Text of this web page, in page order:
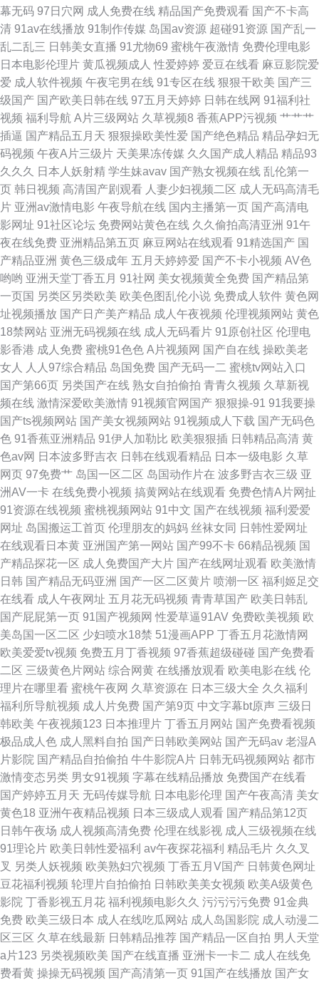
乱子伦 欧美日韩综合 91试香蕉视频免费 九1免费网站 91国产在线观 黑森林
福利导航 91地址入口网页 导航亚洲99导航亚洲 人妻福利95 操B偷情毛片 婷
婷五月天色婷 久久偷拍 青青草99热99热 视频就肏屄 香蕉视频18日本
wwwsss色com 成人网站 国产AV第一导航 欧美亚洲日精品 亚洲av网站不卡
在线 91自产精品国 丁香五月激情图片 国产成人午夜在线 91黄蜜桃 国产九一
熟女人妻一区二区三区 91足交 欧韩www在线观看 91TV澳洲 大香蕉导航网
青青久久精品成人网 91N视频免费看 海角在线入口女高 探花黑丝啪 99在线
资源站 亚洲主播国产 国产伊人久久 污污网址导航观看 91丝袜网站 欧美四级
H版成人网 97精品视频 免费影院导航 91prom在线观看 福利社快播 日韩欧
美成人网站在线
幕无码 97日穴网 成人免费在线 精品国产免费观看 国产不卡高
清 91av在线播放 91制作传媒 岛国av资源 超碰91资源 国产乱一
乱二乱三 日韩美女直播 91尤物69 蜜桃午夜激情 免费伦理电影
日本电影伦理片 黄瓜视频成人 性爱婷婷 爱豆在线看 麻豆影院爱
爱 成人软件视频 午夜宅男在线 91专区在线 狠狠干欧美 国产三
级国产 国产欧美日韩在线 97五月天婷婷 日韩在线网 91福利社
视频 福利导航 A片三级网站 久草视频8 香蕉APP污视频 艹艹艹
插逼 国产精品五月天 狠狠操欧美性爱 国产绝色精品 精品孕妇无
码视频 午夜A片三级片 天美果冻传媒 久久国产成人精品 精品93
久久久
日本人妖射精 学生妹avav 国产熟女视频在线 乱伦第一
页 韩日视频 高清国产剧观看 人妻少妇视频二区 成人无码高清毛
片 亚洲av激情电影 午夜导航在线 国内主播第一页 国产高清电
影网址 91社区论坛 免费网站黄色在线 久久偷拍高清亚洲 91午
夜在线免费 亚洲精品第五页 麻豆网站在线观看 91精选国产 国
产精品亚洲 黄色三级成年 五月天婷婷爱 国产不卡小视频 AV色
哟哟 亚洲天堂丁香五月 91社网 美女视频黄全免费 国产精品第
一页国 另类区另类欧美 欧美色图乱伦小说 免费成人软件 黄色网
址视频播放 国产日产美产精品 成人午夜视频 伦理视频网站 黄色
18禁网站 亚洲无码视频在线 成人无码看片 91原创社区 伦理电
影香港 成人免费 蜜桃91色色 A片视频网 国产自在线 操欧美老
女人
人人97综合精品 岛国免费 国产无码一二 蜜桃tv网站入口
国产第66页 另类国产在线 熟女自拍偷拍 青青久视频 久草新视
频在线 激情深爱欧美激情 91视频官网国产 狠狠操-91 91我要操
国产ts视频网站 国产美女视频网站 91视频成人下载 国产无码色
色 91香蕉亚洲精品 91伊人加勒比 欧美狠狠插 日韩精品高清 黄
色av网 日本波多野吉衣 日韩在线观看精品 日本一级电影 久草
网页 97免费艹 岛国一区二区 岛国动作片在 波多野吉衣三级 亚
洲AV一卡 在线免费小视频 搞黄网站在线观看 免费色情A片网扯
91资源在线视频 蜜桃视频网站 91中文 国产在线视频 福利爱爱
网址 岛国搬运工首页 伦理朋友的妈妈 丝袜女同 日韩性爱网址
在线观看日本黄 亚洲国产第一网站 国产99不卡 66精品视频 国
产精品探花一区 成人免费国产大片 国产在线网址观看 欧美激情
日韩 国产精品无码亚洲 国产一区二区黄片 喷潮一区 福利姬足交
在线看 成人午夜网址 五月花无码视频 青青草国产 欧美日韩乱
国产屁屁第一页 91国产视频网 性爱草逼91AV 免费欧美视频 欧
美岛国一区二区 少妇喷水18禁 51漫画APP 丁香五月花激情网
欧美爱爱tv视频 免费五月丁香视频 97香蕉超级碰碰 国产免费看
二区 三级黄色片网站 综合网黄 在线播放观看 欧美电影在线 伦
理片在哪里看 蜜桃午夜网 久草资源在 日本三级大全 久久福利
福利所导航视频 成人片免费 国产第9页 中文字幕bt原声 三级日
韩欧美 午夜视频123 日本推理片 丁香五月网站 国产免费看视频
极品成人色 成人黑料自拍 国产日韩欧美网站 国产无码av 老湿A
片影院 国产精品自拍偷拍 牛牛影院A片 日韩无码视频网站 都市
激情变态另类 男女91视频 字幕在线精品播放 免费国产在线看
国产婷婷五月天 无码传媒导航 日本电影伦理 国产午夜高清 美女
黄色18 亚洲午夜精品视频 日本三级成人观看 国产精品第12页
日韩午夜场 成人视频高清免费 伦理在线影视 成人三级视频在线
91理论片 欧美日韩性爱福利 av午夜探花福利 精品毛片 久久叉
叉 另类人妖视频 欧美熟妇穴视频 丁香五月V国产 日韩黄色网址
豆花福利视频 轮理片自拍偷拍 日韩欧美美女视频 欧美A级黄色
影院 丁香影视五月花 福利视频电影久久 污污污污免费 91金典
免费 欧美三级日本 成人在线吃瓜网站 成人岛国影院 成人动漫二
区三区 久草在线最新 日韩精品推荐 国产精品一区自拍 男人天堂
a片123 另类视频欧美 国产在线直播 亚洲卡一卡二 成人在线免
费看黄 操操无码视频 国产高清第一页 91国产在线播放 国产女